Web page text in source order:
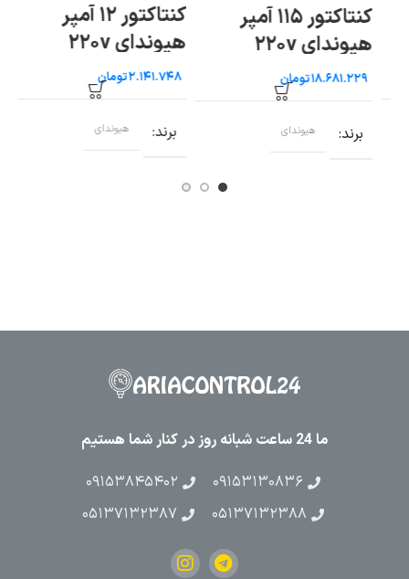
کنتاکتور ۱۱۵ آمپر
هیوندای ۲۲۰v
تومان
برند هیوندای
کنتاکتور ۱۲ آمپر
هیوندای ۲۲۰v
تومان
برند هیوندای
ما 24 ساعت شبانه روز در کنار شما هستیم
۰۹۱۵۳۱۳۰۸۳۶
۰۹۱۵۳۸۴۵۴۰۲
۰۵۱۳۷۱۳۲۳۸۸
۰۵۱۳۷۱۳۲۳۸۷